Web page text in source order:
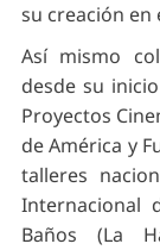
su creación en
Así mismo
desde su
Proyectos
de América y
talleres
Internacional
Baños (La